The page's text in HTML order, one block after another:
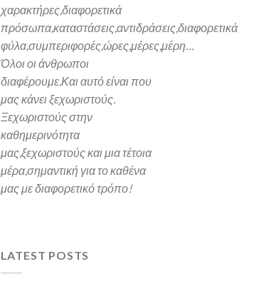
χαρακτήρες,διαφορετικά
πρόσωπα,καταστάσεις,αντιδράσεις,διαφορετικά
φύλα,συμπεριφορές,ώρες,μέρες,μέρη…
Όλοι οι άνθρωποι
διαφέρουμε.Και αυτό είναι που
μας κάνει ξεχωριστούς.
Ξεχωριστούς στην
καθημερινότητα
μας,ξεχωριστούς και μια τέτοια
μέρα,σημαντική για το καθένα
μαςμε διαφορετικό τρόπο!
LATEST POSTS